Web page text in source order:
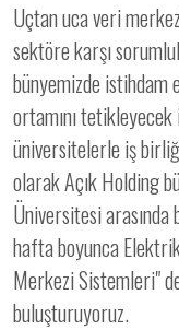
Uçtan uca veri
sektöre karşı
bünyemizde
ortamını
üniversitelerle iş
olarak Açık Holding
Üniversitesi
hafta boyunca
Merkezi Sistemleri"
buluşturuyoruz.